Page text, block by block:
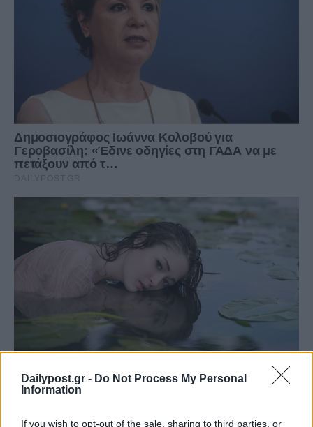
Dailypost.gr - Do Not Process My Personal
Information
If you wish to opt-out of the sale, sharing to third parties, or